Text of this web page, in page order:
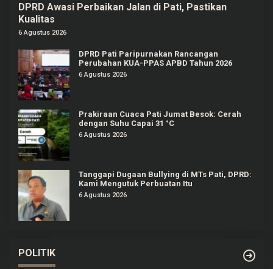
DPRD Awasi Perbaikan Jalan di Pati, Pastikan
Kualitas
6 Agustus 2026
DPRD Pati Paripurnakan Rancangan
Perubahan KUA-PPAS APBD Tahun 2026
6 Agustus 2026
Prakiraan Cuaca Pati Jumat Besok: Cerah
dengan Suhu Capai 31 °C
6 Agustus 2026
Tanggapi Dugaan Bullying di MTs Pati, DPRD:
Kami Mengutuk Perbuatan Itu
6 Agustus 2026
POLITIK